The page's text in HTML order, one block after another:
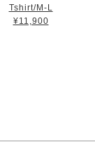
Tshirt/M-L
¥11,900